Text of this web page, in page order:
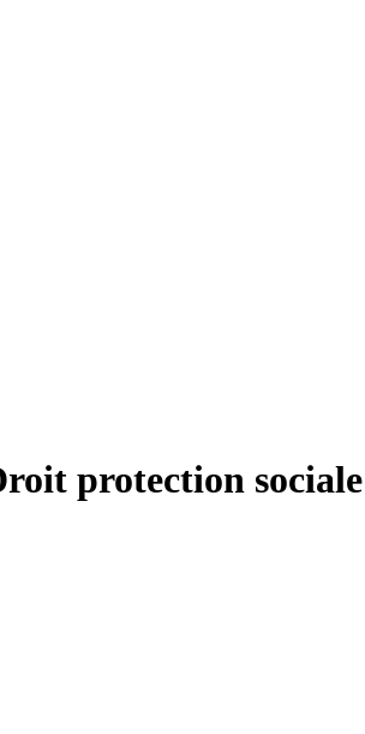
protection